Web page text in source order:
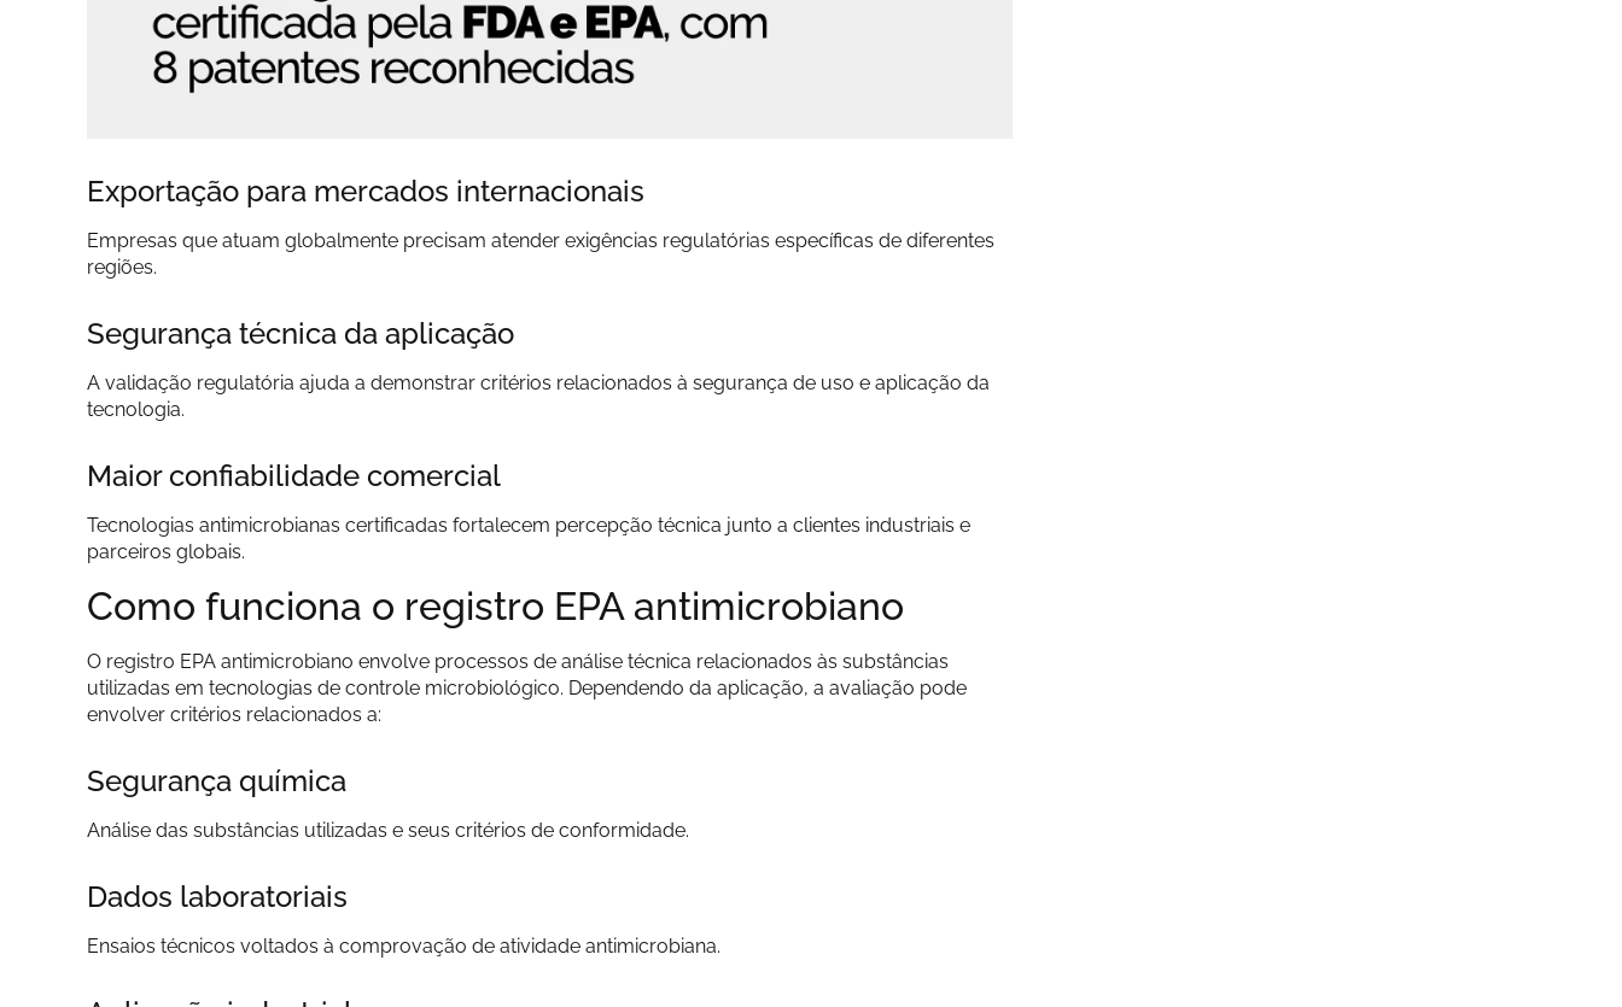
Exportação para mercados internacionais
Empresas que atuam globalmente precisam atender exigências regulatórias específicas de diferentes
regiões.
Segurança técnica da aplicação
A validação regulatória ajuda a demonstrar critérios relacionados à segurança de uso e aplicação da
tecnologia.
Maior confiabilidade comercial
Tecnologias antimicrobianas certificadas fortalecem percepção técnica junto a clientes industriais e
parceiros globais.
Como funciona o registro EPA antimicrobiano
O registro EPA antimicrobiano envolve processos de análise técnica relacionados às substâncias
utilizadas em tecnologias de controle microbiológico. Dependendo da aplicação, a avaliação pode
envolver critérios relacionados a:
Segurança química
Análise das substâncias utilizadas e seus critérios de conformidade.
Dados laboratoriais
Ensaios técnicos voltados à comprovação de atividade antimicrobiana.